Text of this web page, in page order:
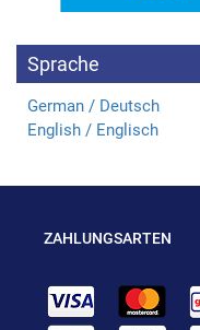
Sprache
German / Deutsch
English / Englisch
ZAHLUNGSARTEN